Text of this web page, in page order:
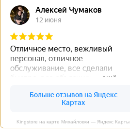
Kingstore на карте Михайловки — Яндекс Карты